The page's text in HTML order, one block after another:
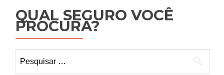
QUAL SEGURO VOCÊ
PROCURA?
por: